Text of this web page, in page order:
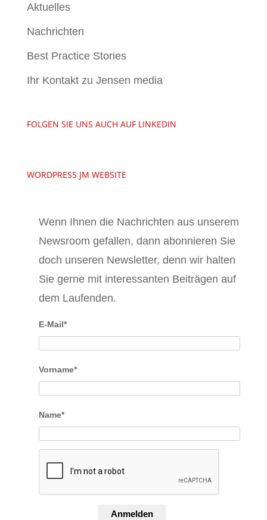
Aktuelles
Nachrichten
Best Practice Stories
Ihr Kontakt zu Jensen media
FOLGEN SIE UNS AUCH AUF LINKEDIN
WORDPRESS JM WEBSITE
Wenn Ihnen die Nachrichten aus unserem
Newsroom gefallen, dann abonnieren Sie
doch unseren Newsletter, denn wir halten
Sie gerne mit interessanten Beiträgen auf
dem Laufenden.
E-Mail*
Vorname*
Name*
Anmelden